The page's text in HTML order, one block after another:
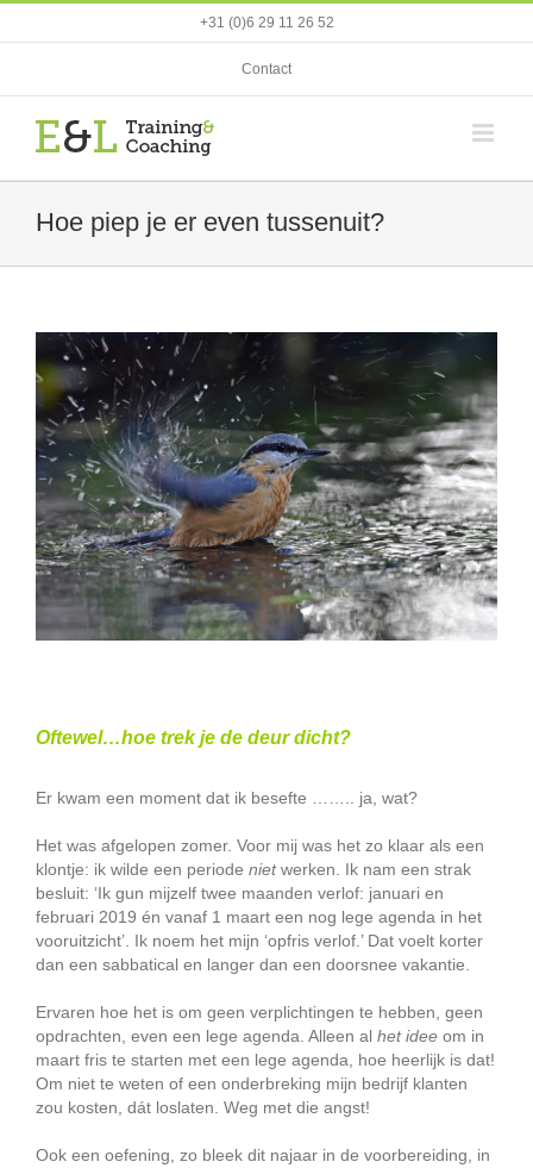
+31 (0)6 29 11 26 52
Contact
Hoe piep je er even tussenuit?
View
Larger
Image
Oftewel…hoe trek je de deur dicht?
Er kwam een moment dat ik besefte …….. ja, wat?
Het was afgelopen zomer. Voor mij was het zo klaar als een
klontje: ik wilde een periode nietwerken. Ik nam een strak
besluit: ‘Ik gun mijzelf twee maanden verlof: januari en
februari 2019 én vanaf 1 maart een nog lege agenda in het
vooruitzicht’. Ik noem het mijn ‘opfris verlof.’ Dat voelt korter
dan een sabbatical en langer dan een doorsnee vakantie.
Ervaren hoe het is om geen verplichtingen te hebben, geen
opdrachten, even een lege agenda. Alleen al het idee om in
maart fris te starten met een lege agenda, hoe heerlijk is dat!
Om niet te weten of een onderbreking mijn bedrijf klanten
zou kosten, dát loslaten. Weg met die angst!
Ook een oefening, zo bleek dit najaar in de voorbereiding, in